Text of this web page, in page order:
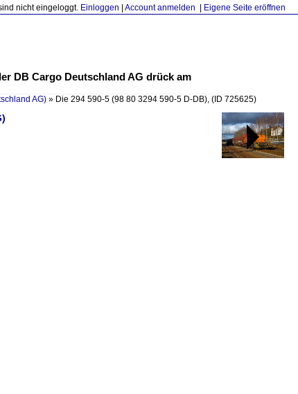
nicht eingeloggt. Einloggen Account anmelden Eigene Seite eröffnen
DB Cargo Deutschland AG drück am
AG) » Die 294 590-5 (98 80 3294 590-5 D-DB), (ID 725625)